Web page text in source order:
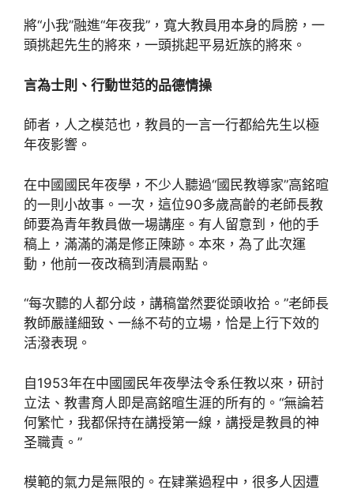
將“小我”融進“年夜我”，寬大教員用本身的肩膀，一
頭挑起先生的將來，一頭挑起平易近族的將來。
言為士則、行動世范的品德情操
師者，人之模范也，教員的一言一行都給先生以極
年夜影響。
在中國國民年夜學，不少人聽過“國民教導家”高銘暄
的一則小故事。一次，這位90多歲高齡的老師長教
師要為青年教員做一場講座。有人留意到，他的手
稿上，滿滿的滿是修正陳跡。本來，為了此次運
動，他前一夜改稿到清晨兩點。
“每次聽的人都分歧，講稿當然要從頭收拾。”老師長
教師嚴謹細致、一絲不茍的立場，恰是上行下效的
活潑表現。
自1953年在中國國民年夜學法令系任教以來，研討
立法、教書育人即是高銘暄生涯的所有的。“無論若
何繁忙，我都保持在講授第一線，講授是教員的神
圣職責。”
模範的氣力是無限的。在肄業過程中，很多人因遭